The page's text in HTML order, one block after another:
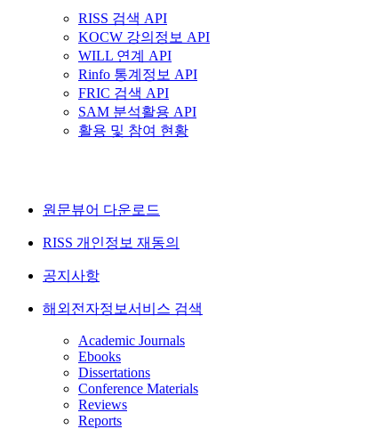
RISS 검색 API
KOCW 강의정보 API
WILL 연계 API
Rinfo 통계정보 API
FRIC 검색 API
SAM 분석활용 API
활용 및 참여 현황
원문뷰어 다운로드
RISS 개인정보 재동의
공지사항
해외전자정보서비스 검색
Academic Journals
Ebooks
Dissertations
Conference Materials
Reviews
Reports